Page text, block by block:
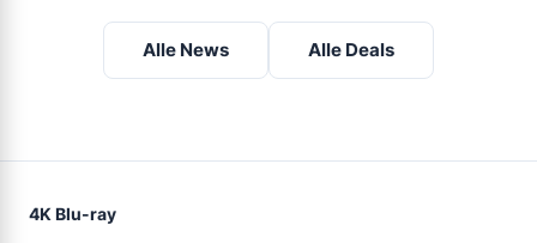
Alle News Alle Deals
4K Blu-ray